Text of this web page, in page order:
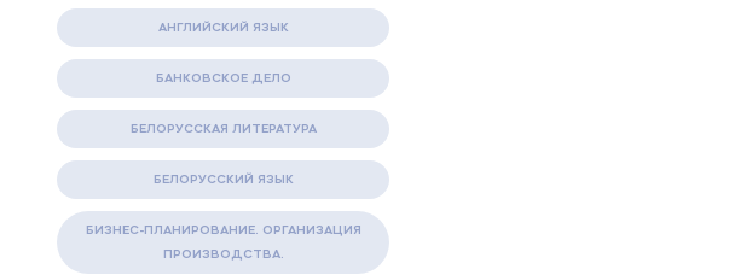
АНГЛИЙСКИЙ ЯЗЫК
БАНКОВСКОЕ ДЕЛО
БЕЛОРУССКАЯ ЛИТЕРАТУРА
БЕЛОРУССКИЙ ЯЗЫК
БИЗНЕС-ПЛАНИРОВАНИЕ. ОРГАНИЗАЦИЯ
ПРОИЗВОДСТВА.